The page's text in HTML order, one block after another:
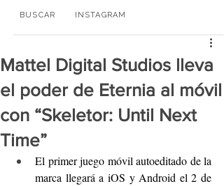
BUSCAR INSTAGRAM
Mattel Digital Studios lleva
el poder de Eternia al móvil
con “Skeletor: Until Next
Time”
El primer juego móvil autoeditado de la
marca llegará a iOS y Android el 2 de